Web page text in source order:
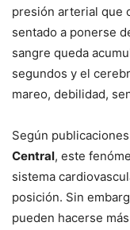
presión arterial que
sentado a ponerse
sangre queda
segundos y el
mareo, debilidad,
Según
Central, este
sistema
posición. Sin
pueden hacerse